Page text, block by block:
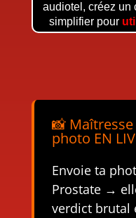
audiotel, créez un
simplifier pour
📸
photo EN
Envoie ta
Prostate →
verdict brutal